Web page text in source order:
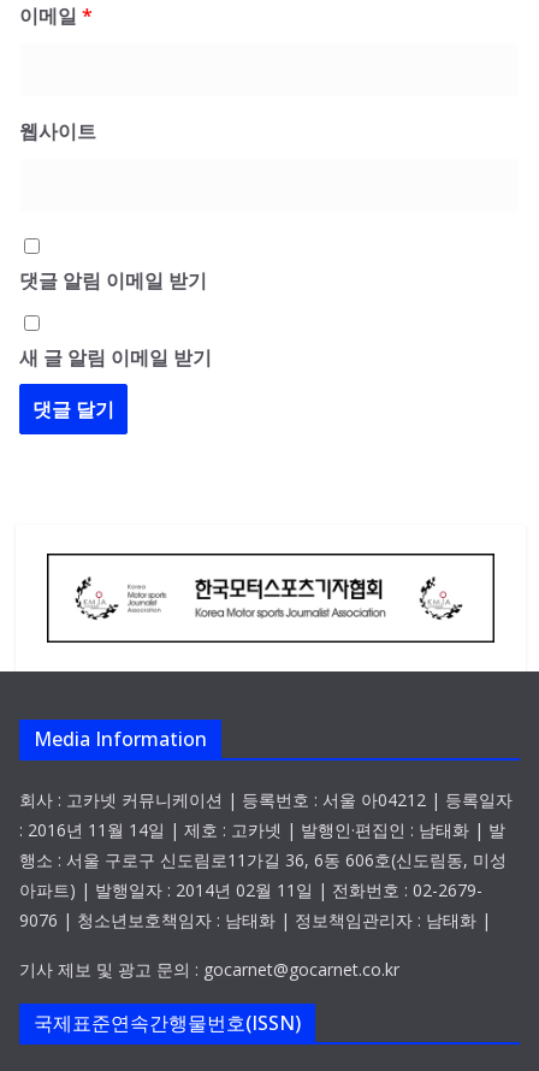
이메일 *
웹사이트
댓글 알림 이메일 받기
새 글 알림 이메일 받기
Media Information
회사 : 고카넷 커뮤니케이션 | 등록번호 : 서울 아04212 | 등록일자
: 2016년 11월 14일 | 제호 : 고카넷 | 발행인·편집인 : 남태화 | 발
행소 : 서울 구로구 신도림로11가길 36, 6동 606호(신도림동, 미성
아파트) | 발행일자 : 2014년 02월 11일 | 전화번호 : 02-2679-
9076 | 청소년보호책임자 : 남태화 | 정보책임관리자 : 남태화 |
기사 제보 및 광고 문의 : gocarnet@gocarnet.co.kr
국제표준연속간행물번호(ISSN)